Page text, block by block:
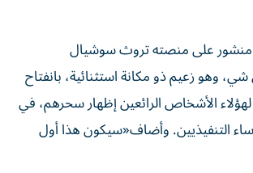
على منصته تروث سوشيال
وهو زعيم ذو مكانة ​استثنائية، بانفتاح
الأشخاص الرائعين إظهار سحرهم، في
التنفيذيين. وأضاف«سيكون هذا أول